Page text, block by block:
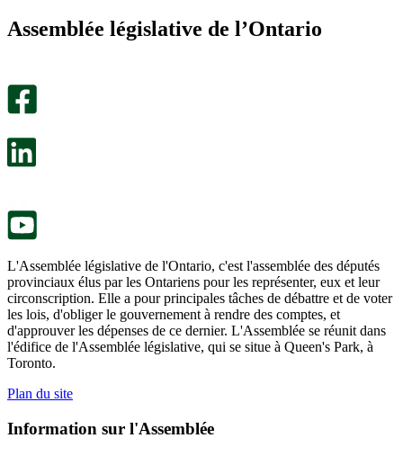
été
m’a
Assemblée législative de l’Ontario
L'Assemblée législative de l'Ontario, c'est l'assemblée des députés
provinciaux élus par les Ontariens pour les représenter, eux et leur
circonscription. Elle a pour principales tâches de débattre et de voter
les lois, d'obliger le gouvernement à rendre des comptes, et
d'approuver les dépenses de ce dernier. L'Assemblée se réunit dans
l'édifice de l'Assemblée législative, qui se situe à Queen's Park, à
Toronto.
Plan du site
Information sur l'Assemblée